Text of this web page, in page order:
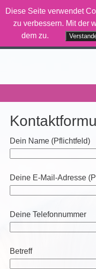
Wenn
Dein Name (Pflichtfeld)
Deine E-Mail-Adresse
Deine Telefonnummer
Betreff
Diese Seite verwendet
zu verbessern. Mit der
dem zu.